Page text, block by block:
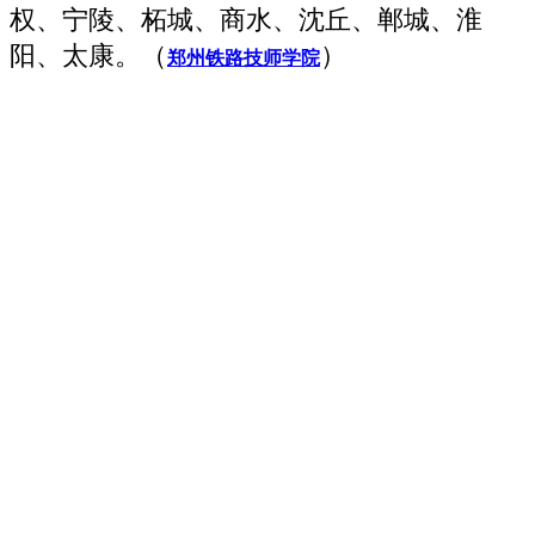
权、宁陵、柘城、商水、沈丘、郸城、淮
阳、太康。（郑州铁路技师学院）